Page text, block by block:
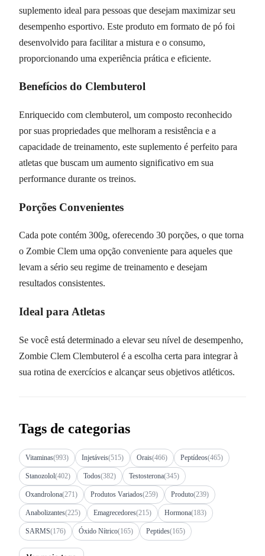
suplemento ideal para pessoas que desejam maximizar seu
desempenho esportivo. Este produto em formato de pó foi
desenvolvido para facilitar a mistura e o consumo,
proporcionando uma experiência prática e eficiente.
Benefícios do Clembuterol
Enriquecido com clembuterol, um composto reconhecido
por suas propriedades que melhoram a resistência e a
capacidade de treinamento, este suplemento é perfeito para
atletas que buscam um aumento significativo em sua
performance durante os treinos.
Porções Convenientes
Cada pote contém 300g, oferecendo 30 porções, o que torna
o Zombie Clem uma opção conveniente para aqueles que
levam a sério seu regime de treinamento e desejam
resultados consistentes.
Ideal para Atletas
Se você está determinado a elevar seu nível de desempenho,
Zombie Clem Clembuterol é a escolha certa para integrar à
sua rotina de exercícios e alcançar seus objetivos atléticos.
Tags de categorias
Vitaminas(993) Injetáveis(515) Orais(466) Peptídeos(465)
Stanozolol(402) Todos(382) Testosterona(345)
Oxandrolona(271) Produtos Variados(259) Produto(239)
Anabolizantes(225) Emagrecedores(215) Hormona(183)
SARMS(176) Óxido Nítrico(165) Peptides(165)